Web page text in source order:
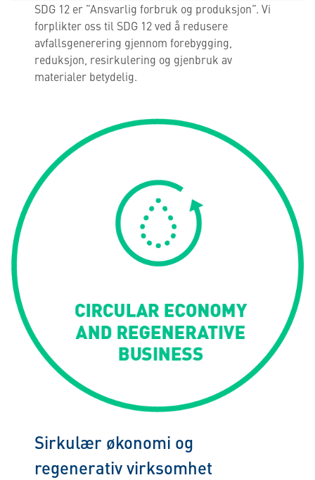
SDG 12 er ”Ansvarlig forbruk og produksjon”. Vi
forplikter oss til SDG 12 ved å redusere
avfallsgenerering gjennom forebygging,
reduksjon, resirkulering og gjenbruk av
materialer betydelig.
Sirkulær økonomi og
regenerativ virksomhet